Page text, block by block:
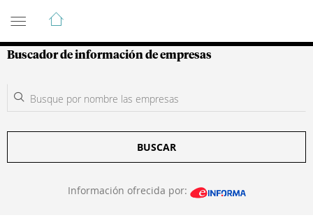
Guía de Empresas Colombianas
Buscador de información de empresas
BUSCAR
Información ofrecida por: